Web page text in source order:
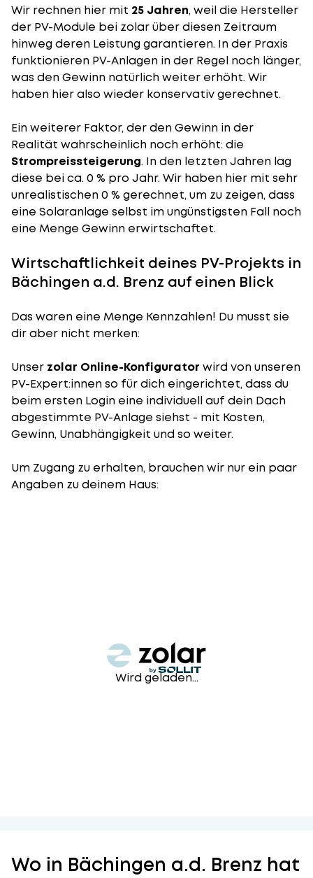
Wir rechnen hier mit 25 Jahren, weil die Hersteller
der PV-Module bei zolar über diesen Zeitraum
hinweg deren Leistung garantieren. In der Praxis
funktionieren PV-Anlagen in der Regel noch länger,
was den Gewinn natürlich weiter erhöht. Wir
haben hier also wieder konservativ gerechnet.
Ein weiterer Faktor, der den Gewinn in der
Realität wahrscheinlich noch erhöht: die
Strompreissteigerung. In den letzten Jahren lag
diese bei ca. 0 % pro Jahr. Wir haben hier mit sehr
unrealistischen 0 % gerechnet, um zu zeigen, dass
eine Solaranlage selbst im ungünstigsten Fall noch
eine Menge Gewinn erwirtschaftet.
Wirtschaftlichkeit deines PV-Projekts in
Bächingen a.d. Brenz auf einen Blick
Das waren eine Menge Kennzahlen! Du musst sie
dir aber nicht merken:
Unser zolar Online-Konfigurator wird von unseren
PV-Expert:innen so für dich eingerichtet, dass du
beim ersten Login eine individuell auf dein Dach
abgestimmte PV-Anlage siehst - mit Kosten,
Gewinn, Unabhängigkeit und so weiter.
Um Zugang zu erhalten, brauchen wir nur ein paar
Angaben zu deinem Haus:
Wird geladen...
Wo in Bächingen a.d. Brenz hat